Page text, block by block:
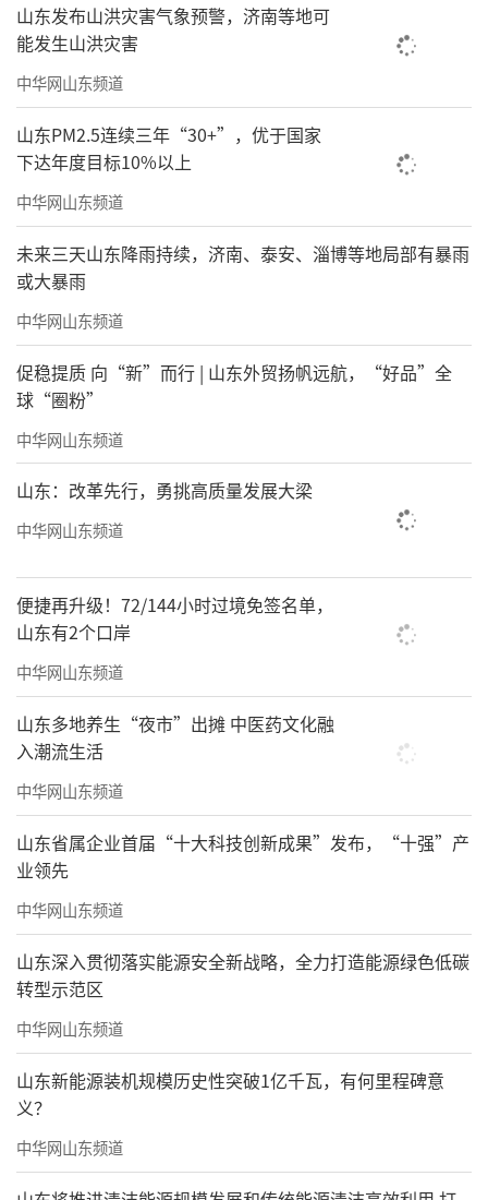
山东发布山洪灾害气象预警，济南等地可
能发生山洪灾害
中华网山东频道
山东PM2.5连续三年“30+”，优于国家
下达年度目标10%以上
中华网山东频道
未来三天山东降雨持续，济南、泰安、淄博等地局部有暴雨
或大暴雨
中华网山东频道
促稳提质 向“新”而行 | 山东外贸扬帆远航，“好品”全
球“圈粉”
中华网山东频道
山东：改革先行，勇挑高质量发展大梁
中华网山东频道
便捷再升级！72/144小时过境免签名单，
山东有2个口岸
中华网山东频道
山东多地养生“夜市”出摊 中医药文化融
入潮流生活
中华网山东频道
山东省属企业首届“十大科技创新成果”发布，“十强”产
业领先
中华网山东频道
山东深入贯彻落实能源安全新战略，全力打造能源绿色低碳
转型示范区
中华网山东频道
山东新能源装机规模历史性突破1亿千瓦，有何里程碑意
义？
中华网山东频道